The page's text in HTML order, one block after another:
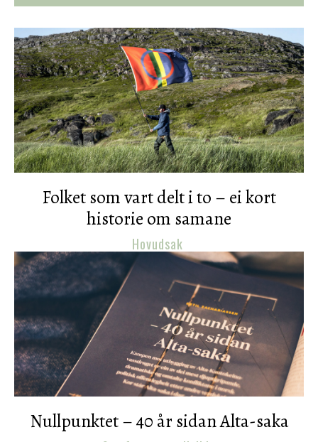
Folket som vart delt i to – ei kort
historie om samane
Hovudsak
Nullpunktet – 40 år sidan Alta-saka